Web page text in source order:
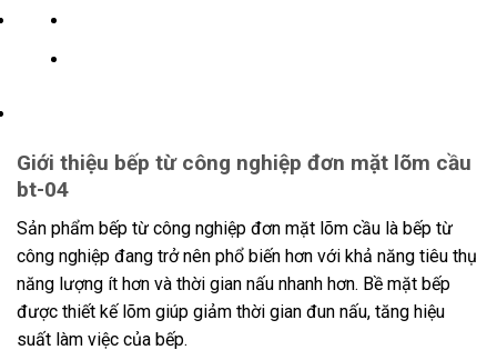
Giới thiệu bếp từ công nghiệp đơn mặt lõm cầu
bt-04
Sản phẩm bếp từ công nghiệp đơn mặt lõm cầu là bếp từ
công nghiệp đang trở nên phổ biến hơn với khả năng tiêu thụ
năng lượng ít hơn và thời gian nấu nhanh hơn. Bề mặt bếp
được thiết kế lõm giúp giảm thời gian đun nấu, tăng hiệu
suất làm việc của bếp.